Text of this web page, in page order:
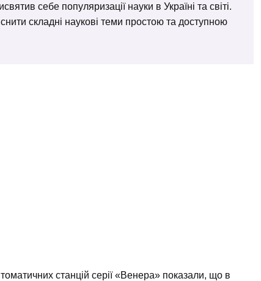
себе популяризації науки в Україні та світі.
складні наукові теми простою та доступною
станцій серії «Венера» показали, що в